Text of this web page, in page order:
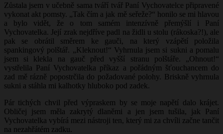
Zůstala jsem v učebně sama tváří tvář Paní Vychovatelce připravené
vykonat akt pomsty. „Tak čím a jak mě seřeže?“ honilo se mi hlavou
a bylo vidět, že o tom samém intenzívně přemýšlí i Paní
Vychovatelka. Její zrak nejdříve padl na židli u stolu (rákoska?!), ale
pak se obrátil směrem ke gauči, na který vzápětí položila
spankingový polštář. „Kleknout!“ Vyhrnula jsem si sukni a pomalu
jsem si klekla na gauč před vyšší stranu polštáře. „Ohnout!“
vystřelila Paní Vychovatelka příkaz a pořádným šťouchancem do
zad mě rázně popostrčila do požadované polohy. Briskně vyhrnula
sukni a stáhla mi kalhotky hluboko pod zadek.
Pár tichých chvil před výpraskem by se moje napětí dalo krájet.
Obličej jsem měla zakrytý dlaněmi a jen jsem tušila, jak Paní
Vychovatelka vybírá mezi nástroji ten, který mi za chvíli začne tančit
na nezahřátém zadku.